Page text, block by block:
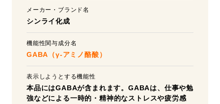
メーカー・ブランド名
シンライ化成
機能性関与成分名
GABA（γ-アミノ酪酸）
表示しようとする機能性
本品にはGABAが含まれます。GABAは、仕事や勉
強などによる一時的・精神的なストレスや疲労感